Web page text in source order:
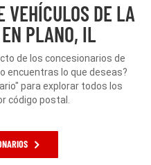
VEHÍCULOS DE LA
PLANO, IL
de los concesionarios de
encuentras lo que deseas?
para explorar todos los
código postal.